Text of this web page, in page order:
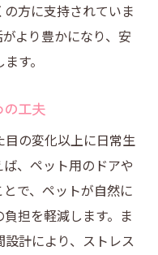
方に支持されていま
より豊かになり、安
す。
の工夫
の変化以上に日常生
、ペット用のドアや
で、ペットが自然に
担を軽減します。ま
計により、ストレス